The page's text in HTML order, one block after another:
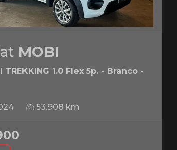
MOBI
TREKKING 1.0 Flex 5p. - Branco -
53.908 km